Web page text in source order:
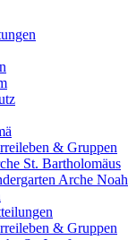
& Gruppen
St. Bartholomäus
Arche Noah
& Gruppen